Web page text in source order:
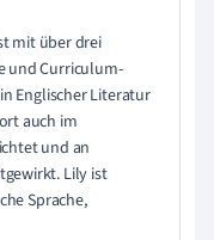
mit über drei
und Curriculum-
Englischer Literatur
auch im
und an
Lily ist
Sprache,